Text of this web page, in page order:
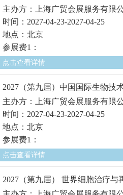
主办方：上海广贸会展服务有限
时间：2027-04-23-2027-04-25
地点：北京
参展费1：
点击查看详情
2027（第九届）中国国际生物技
主办方：上海广贸会展服务有限
时间：2027-04-23-2027-04-25
地点：北京
参展费1：
点击查看详情
2027（第九届） 世界细胞治疗与